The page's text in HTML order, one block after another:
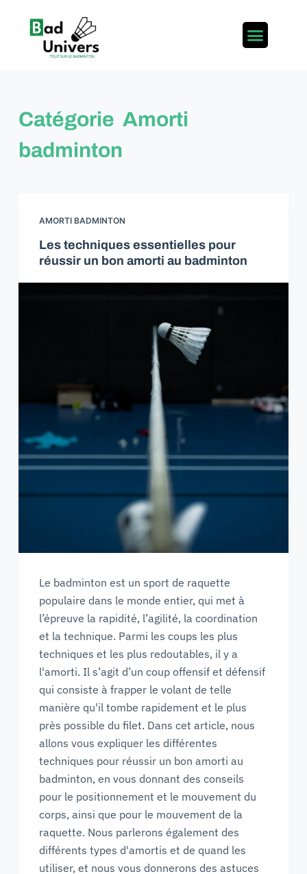
a
c
Catégorie Amorti
badminton
AMORTI BADMINTON
Les techniques essentielles pour
réussir un bon amorti au badminton​
Le badminton est un sport de raquette
populaire dans le monde entier, qui met à
l’épreuve la rapidité, l’agilité, la coordination
et la technique. Parmi les coups les plus
techniques et les plus redoutables, il y a
l'amorti. Il s’agit d’un coup offensif et défensif
qui consiste à frapper le volant de telle
manière qu'il tombe rapidement et le plus
près possible du filet. Dans cet article, nous
allons vous expliquer les différentes
techniques pour réussir un bon amorti au
badminton, en vous donnant des conseils
pour le positionnement et le mouvement du
corps, ainsi que pour le mouvement de la
raquette. Nous parlerons également des
différents types d'amortis et de quand les
utiliser, et nous vous donnerons des astuces